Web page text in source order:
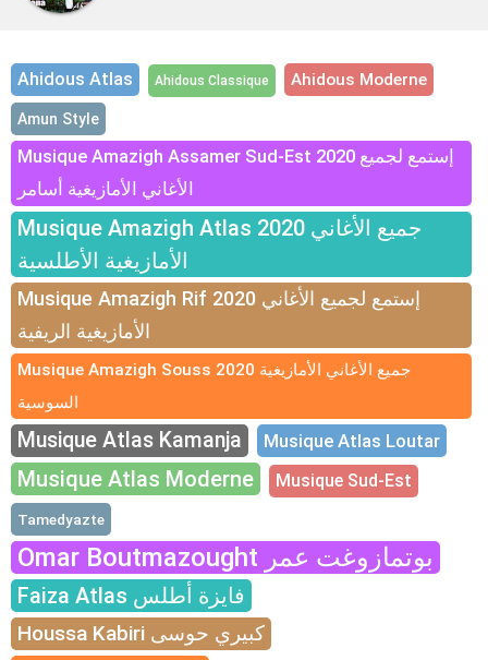
Ahidous Atlas Ahidous Classique Ahidous Moderne
Amun Style
Musique Amazigh Assamer Sud-Est 2020 إستمع لجميع
الأغاني الأمازيغية أسامر
Musique Amazigh Atlas 2020 جميع الأغاني
الأمازيغية الأطلسية
Musique Amazigh Rif 2020 إستمع لجميع الأغاني
الأمازيغية الريفية
Musique Amazigh Souss 2020 جميع الأغاني الأمازيغية
السوسية
Musique Atlas Kamanja Musique Atlas Loutar
Musique Atlas Moderne Musique Sud-Est
Tamedyazte
Omar Boutmazought بوتمازوغت عمر
Faiza Atlas فايزة أطلس
Houssa Kabiri كبيري حوسى